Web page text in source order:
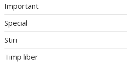
Important
Special
Stiri
Timp liber